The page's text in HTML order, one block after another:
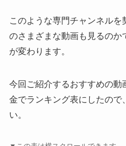
このような専門チャンネル
のさまざまな動画も見るのか
が変わります。
今回ご紹介するおすすめの動
金でランキング表にしたので
い。